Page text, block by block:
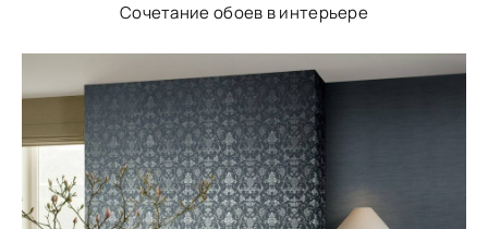
Сочетание обоев в интерьере